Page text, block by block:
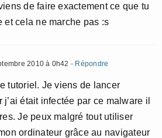
de faire exactement ce que tu
et cela ne marche pas :s
2010 à 0h42 - Répondre
tutoriel. Je viens de lancer
j’ai était infectée par ce malware il
Je peux malgré tout utiliser
ordinateur grâce au navigateur